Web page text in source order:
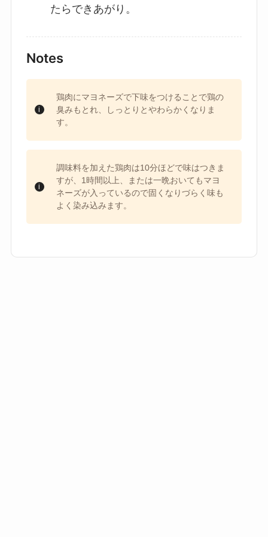
たらできあがり。
Notes
鶏肉にマヨネーズで下味をつけることで鶏の
臭みもとれ、しっとりとやわらかくなりま
す。
調味料を加えた鶏肉は10分ほどで味はつきま
すが、1時間以上、または一晩おいてもマヨ
ネーズが入っているので固くなりづらく味も
よく染み込みます。